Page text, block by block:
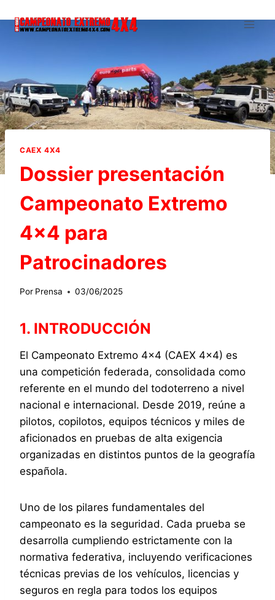
CAEX 4X4
Dossier presentación
Campeonato Extremo
4×4 para
Patrocinadores
Por Prensa 03/06/2025
1. INTRODUCCIÓN
El Campeonato Extremo 4×4 (CAEX 4×4) es
una competición federada, consolidada como
referente en el mundo del todoterreno a nivel
nacional e internacional. Desde 2019, reúne a
pilotos, copilotos, equipos técnicos y miles de
aficionados en pruebas de alta exigencia
organizadas en distintos puntos de la geografía
española.
Uno de los pilares fundamentales del
campeonato es la seguridad. Cada prueba se
desarrolla cumpliendo estrictamente con la
normativa federativa, incluyendo verificaciones
técnicas previas de los vehículos, licencias y
seguros en regla para todos los equipos